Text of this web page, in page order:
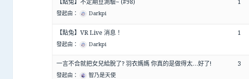
【點兔】不定期豆測驗~ (#98)
發起由： Darkpi
1
【點兔】VR Live 消息！
發起由： Darkpi
1
一言不合就把女兒給脫了? 羽衣媽媽 你真的是做得太…好了!
發起由： 智乃是天使
3